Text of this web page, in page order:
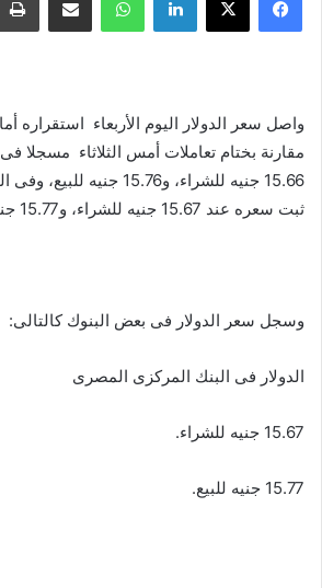
واصل سعر الدولار اليوم الأربعاء استقراره
مقارنة بختام تعاملات أمس الثلاثاء مسجلا
15.66 جنيه للشراء، و15.76
ثبت سعره عند 15.67 جنيه للشراء، و15.77 جنيه للبيع.
وسجل سعر الدولار فى بعض البنوك كالتالى:
الدولار فى البنك المركزى المصرى
15.67 جنيه للشراء.
15.77 جنيه للبيع.